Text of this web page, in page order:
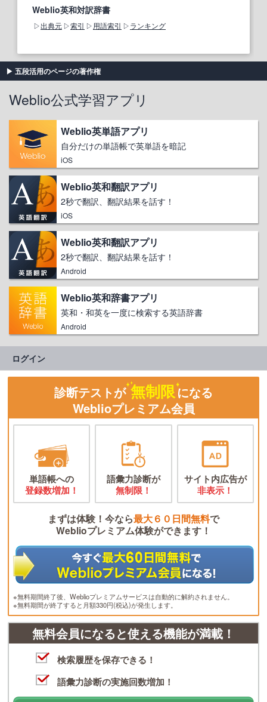
Weblio英和対訳辞書
出典元 索引 用語索引 ランキング
五段活用のページの著作権
Weblio公式学習アプリ
Weblio英単語アプリ
自分だけの単語帳で英単語を暗記
iOS
Weblio英和翻訳アプリ
2秒で翻訳、翻訳結果を話す！
iOS
Weblio英和翻訳アプリ
2秒で翻訳、翻訳結果を話す！
Android
Weblio英和辞書アプリ
英和・和英を一度に検索する英語辞書
Android
ログイン
診断テストが 無制限になる
Weblioプレミアム会員
単語帳への
登録数増加！
語彙力診断が
無制限！
サイト内広告が
非表示！
まずは体験！今なら最大６０日間無料で
Weblioプレミアム体験ができます！
※無料期間終了後、Weblioプレミアムサービスは自動的に解約されません。
※無料期間が終了すると月額330円(税込)が発生します。
無料会員になると使える機能が満載！
検索履歴を保存できる！
語彙力診断の実施回数増加！